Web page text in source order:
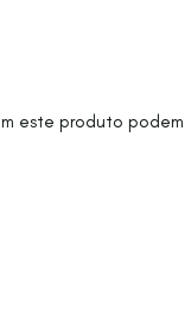
este produto podem